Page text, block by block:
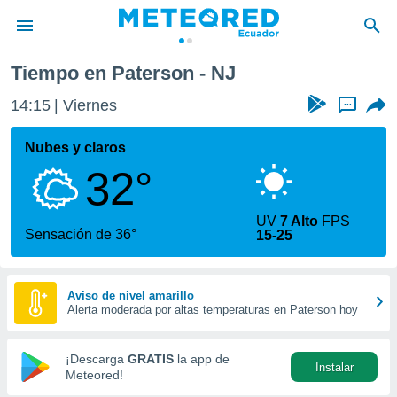
de
ha
calidad.
a este
las
y
forma
digital
basada
Tiempo en Paterson - NJ
14:15 Viernes ...
Nubes y claros
32°
Sensación de 36°
UV7 Alto FPS
15-25
Aviso de nivel amarillo
Alerta moderada por altas temperaturas en Paterson hoy
¡Descarga GRATIS la app de
Meteored!
Instalar